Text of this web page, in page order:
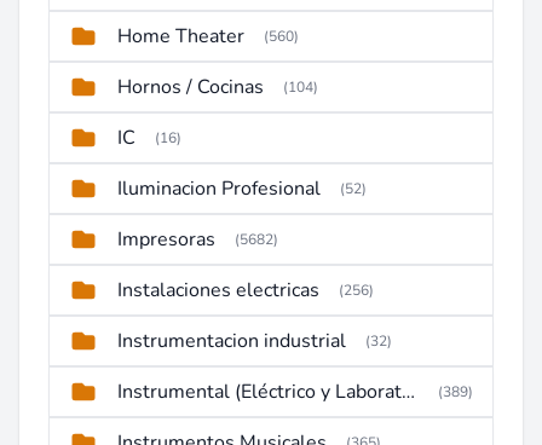
Home Theater (560)
Hornos / Cocinas (104)
IC (16)
Iluminacion Profesional (52)
Impresoras (5682)
Instalaciones electricas (256)
Instrumentacion industrial (32)
Instrumental (Eléctrico y Laboratorio) (389)